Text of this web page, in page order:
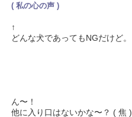
( 私の心の声 )
↑
どんな犬であってもNGだけど。
ん〜！
他に入り口はないかな〜？ ( 焦 )